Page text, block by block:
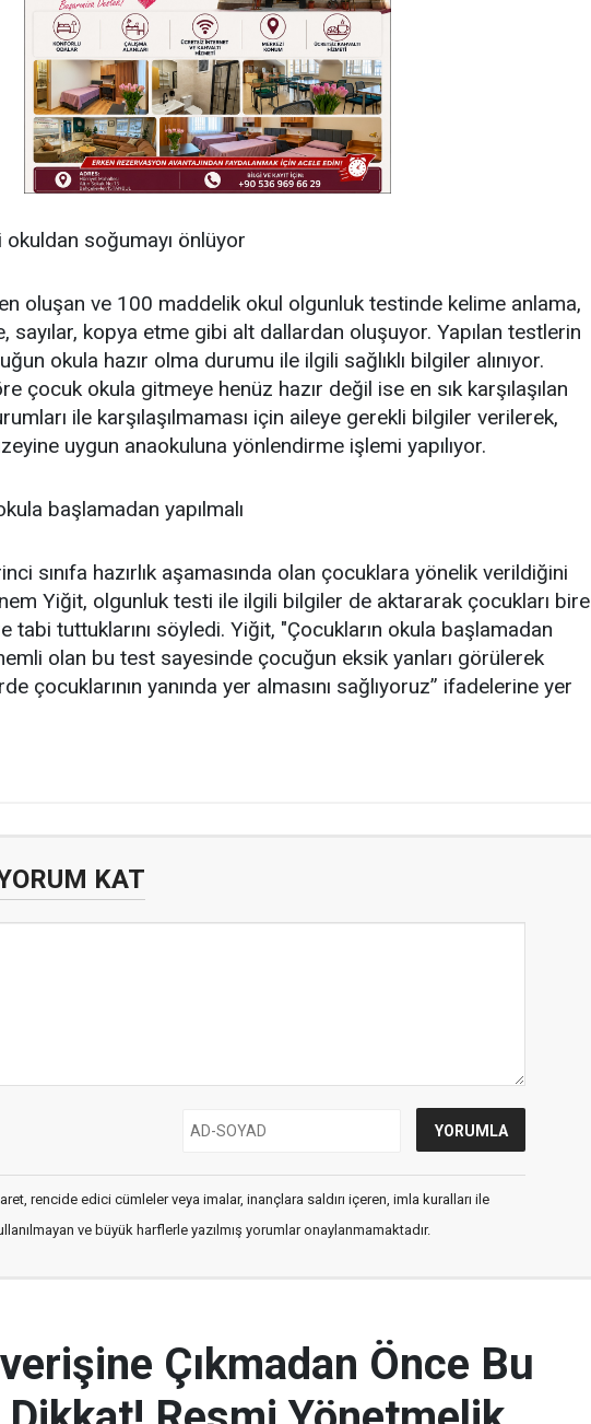
soğumayı önlüyor
oluşan ve 100 maddelik okul olgunluk testinde kelime anlama,
sayılar, kopya etme gibi alt dallardan oluşuyor. Yapılan testlerin
okula hazır olma durumu ile ilgili sağlıklı bilgiler alınıyor.
çocuk okula gitmeye henüz hazır değil ise en sık karşılaşılan
ile karşılaşılmaması için aileye gerekli bilgiler verilerek,
uygun anaokuluna yönlendirme işlemi yapılıyor.
başlamadan yapılmalı
sınıfa hazırlık aşamasında olan çocuklara yönelik verildiğini
Yiğit, olgunluk testi ile ilgili bilgiler de aktararak çocukları bire
tabi tuttuklarını söyledi. Yiğit, "Çocukların okula başlamadan
olan bu test sayesinde çocuğun eksik yanları görülerek
çocuklarının yanında yer almasını sağlıyoruz” ifadelerine yer
KAT
rencide edici cümleler veya imalar, inançlara saldırı içeren, imla kuralları ile
ve büyük harflerle yazılmış yorumlar onaylanmamaktadır.
Çıkmadan Önce Bu